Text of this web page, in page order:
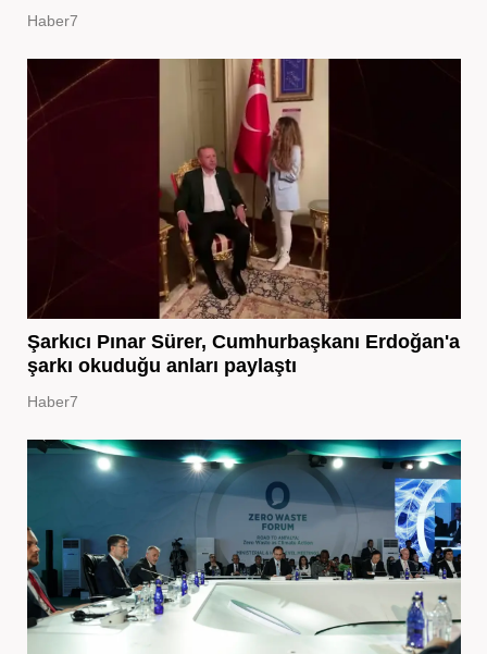
Haber7
Şarkıcı Pınar Sürer, Cumhurbaşkanı Erdoğan'a
şarkı okuduğu anları paylaştı
Haber7